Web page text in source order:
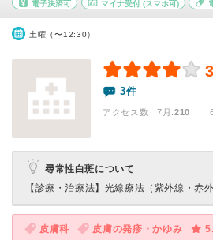
電子決済可 マイナ受付(スマホ可)
土曜（〜12:30）
3件
アクセス数 7月:210 | 6
尋常性白斑について
【診療・治療法】 光線療法（紫外線・赤
皮膚科 皮膚の発疹・かゆみ